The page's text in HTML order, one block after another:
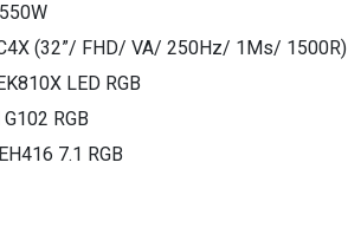
(32”/ FHD/ VA/ 250Hz/ 1Ms/ 1500R)
EK810X LED RGB
RGB
7.1 RGB